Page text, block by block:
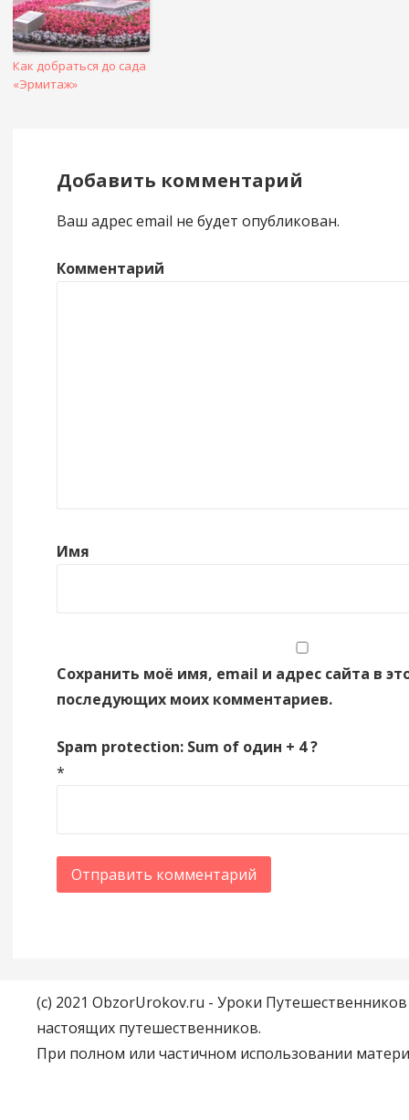
Как добраться до сада
«Эрмитаж»
Добавить комментарий
Ваш адрес email не будет опубликован.
Комментарий
Имя
Сохранить моё имя, email и адрес сайта в
последующих моих комментариев.
Spam protection: Sum of один + 4 ?
*
(c) 2021 ObzorUrokov.ru - Уроки
настоящих путешественников.
При полном или частичном использовании